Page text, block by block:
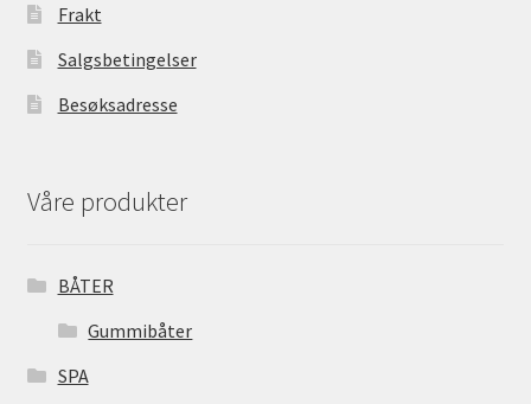
Frakt
Salgsbetingelser
Besøksadresse
Våre produkter
BÅTER
Gummibåter
SPA